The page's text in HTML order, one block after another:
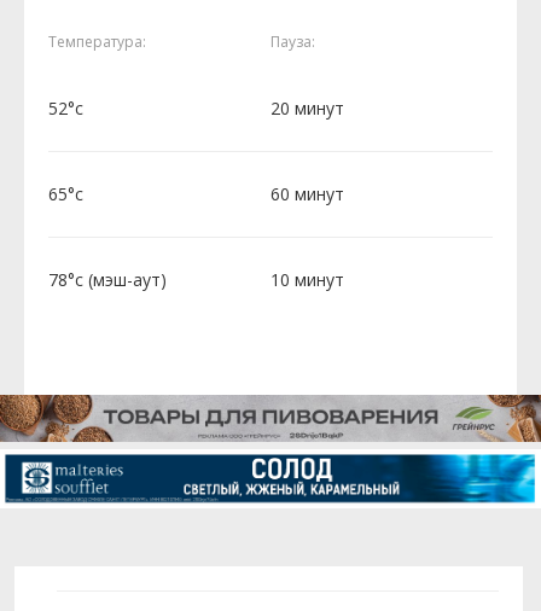
Температура: Пауза:
52°c 20 минут
65°c 60 минут
78°c (мэш-аут) 10 минут